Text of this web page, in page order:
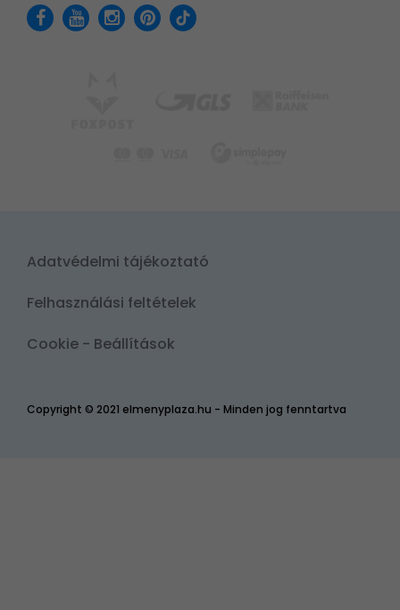
Copyright © 2021 elmenyplaza.hu - Minden jog fenntartva
Adatvédelmi tájékoztató
Felhasználási feltételek
Cookie - Beállítások